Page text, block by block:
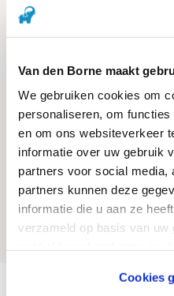
Van den Borne maakt
We gebruiken cookies om
personaliseren, om
en om ons websiteverkeer
informatie over uw gebruik
partners voor social media,
partners kunnen deze
informatie die u aan ze
verzameld op basis van
Cookies
onder druk
Op dit moment lopen de kosten
op. Door deze grote instabiliteit
prijsverhogingen.
Daarnaast verwachten wij door
toekomst extra prijsverhogingen.
over informeren.
Terug naar het nieuwsoverzicht